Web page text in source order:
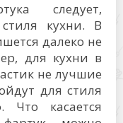
следует,
кухни. В
далеко не
для кухни в
не лучшие
для стиля
Что касается